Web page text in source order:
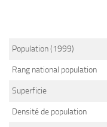
Population (1999)
Rang national population
Superficie
Densité de population